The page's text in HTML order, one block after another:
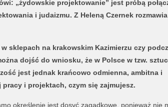
„żydowskie projektowanie” jest próbą
i judaizmu. Z Heleną Czernek
sklepach na krakowskim Kazimierzu czy
dojść do wniosku, że w Polsce w tzw.
jest jednak krańcowo odmienna, ambitna i
i projektach, czym się zajmujesz.
określenie jest dosyć zagadkowe, ponieważ nie